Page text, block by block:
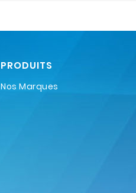
PRODUITS
Nos Marques